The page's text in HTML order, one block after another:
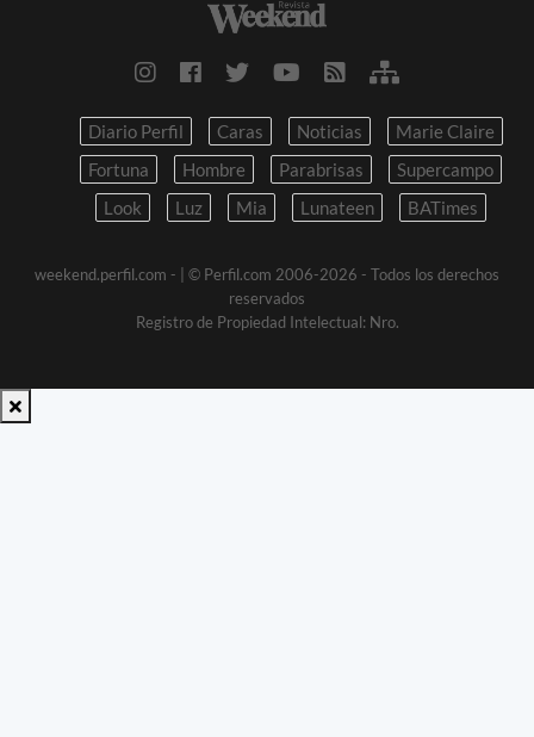
Diario Perfil Caras Noticias
Marie Claire
Fortuna
Hombre Parabrisas
Supercampo
Look
Luz Mia Lunateen BATimes
weekend.perfil.com -
| © Perfil.com 2006-2026 - Todos los derechos
reservados
Registro de Propiedad Intelectual: Nro.